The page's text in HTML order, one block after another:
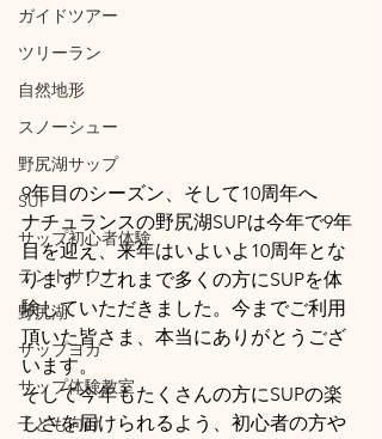
ガイドツアー
ツリーラン
自然地形
スノーシュー
野尻湖サップ
SUP
サップ初心者体験
テントサウナ
野尻湖
サップヨガ
サップ体験教室
子ども向け
9年目のシーズン、そして10周年へ
ナチュランスの野尻湖SUPは今年で9年
目を迎え、来年はいよいよ10周年とな
ります！これまで多くの方にSUPを体
験していただきました。今までご利用
頂いた皆さま、本当にありがとうござ
います。
そして今年もたくさんの方にSUPの楽
しさを届けられるよう、初心者の方や